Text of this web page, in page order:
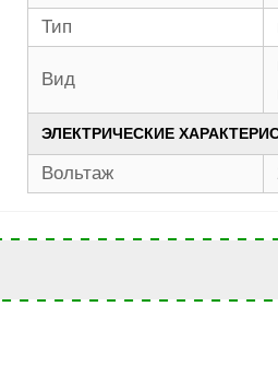
Тип
Вид
ЭЛЕКТРИЧЕСКИЕ
Вольтаж